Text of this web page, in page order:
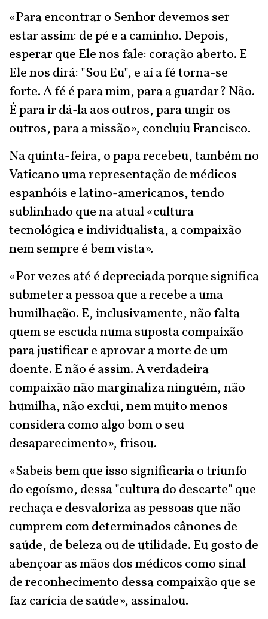
«Para encontrar o Senhor devemos ser
estar assim: de pé e a caminho. Depois,
esperar que Ele nos fale: coração aberto. E
Ele nos dirá: "Sou Eu", e aí a fé torna-se
forte. A fé é para mim, para a guardar? Não.
É para ir dá-la aos outros, para ungir os
outros, para a missão», concluiu Francisco.
Na quinta-feira, o papa recebeu, também no
Vaticano uma representação de médicos
espanhóis e latino-americanos, tendo
sublinhado que na atual «cultura
tecnológica e individualista, a compaixão
nem sempre é bem vista».
«Por vezes até é depreciada porque significa
submeter a pessoa que a recebe a uma
humilhação. E, inclusivamente, não falta
quem se escuda numa suposta compaixão
para justificar e aprovar a morte de um
doente. E não é assim. A verdadeira
compaixão não marginaliza ninguém, não
humilha, não exclui, nem muito menos
considera como algo bom o seu
desaparecimento», frisou.
«Sabeis bem que isso significaria o triunfo
do egoísmo, dessa "cultura do descarte" que
rechaça e desvaloriza as pessoas que não
cumprem com determinados cânones de
saúde, de beleza ou de utilidade. Eu gosto de
abençoar as mãos dos médicos como sinal
de reconhecimento dessa compaixão que se
faz carícia de saúde», assinalou.